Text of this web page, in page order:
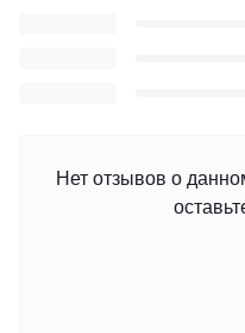
Нет отзывов о